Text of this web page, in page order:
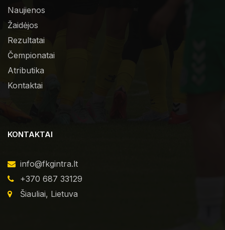
Naujienos
Žaidėjos
Rezultatai
Čempionatai
Atributika
Kontaktai
KONTAKTAI
info@fkgintra.lt
+370 687 33129
Šiauliai, Lietuva